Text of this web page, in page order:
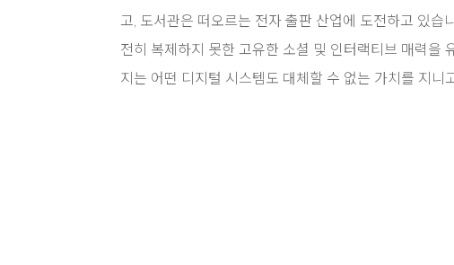
고, 도서관은 떠오르는 전자 출판 산업에 도전하고 있
전히 복제하지 못한 고유한 소셜 및 인터랙티브 매력을
지는 어떤 디지털 시스템도 대체할 수 없는 가치를 지니